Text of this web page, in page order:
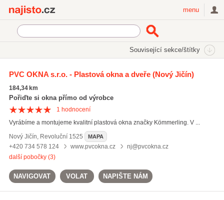
menu
Související sekce/štítky
plastové profily oken
plastová střešní okna(207)
montáž plastových oken
Všechny související štítky
PVC OKNA s.r.o. - Plastová okna a dveře(Nový Jičín)
184,34 km
Pořiďte si okna přímo od výrobce
1 hodnocení
Vyrábíme a montujeme kvalitní plastová okna značky Kömmerling. V ...
Nový Jičín, Revoluční 1525 MAPA
+420 734 578 124 www.pvcokna.cz
nj@pvcokna.cz
další pobočky (3)
NAVIGOVAT VOLAT NAPIŠTE NÁM